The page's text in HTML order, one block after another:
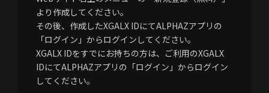
より作成してください。
その後、作成したXGALX IDにてALPHAZアプリの
「ログイン」からログインしてください。
XGALX IDをすでにお持ちの方は、ご利用のXGALX
IDにてALPHAZアプリの「ログイン」からログイン
してください。